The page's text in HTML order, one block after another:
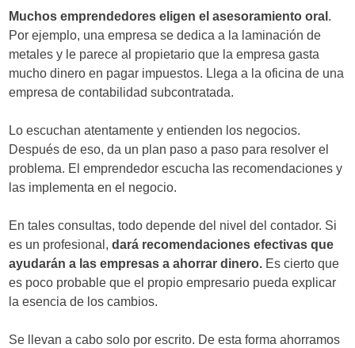
Muchos emprendedores eligen el asesoramiento oral .
Por ejemplo, una empresa se dedica a la laminación de
metales y le parece al propietario que la empresa gasta
mucho dinero en pagar impuestos. Llega a la oficina de una
empresa de contabilidad subcontratada.
Lo escuchan atentamente y entienden los negocios.
Después de eso, da un plan paso a paso para resolver el
problema. El emprendedor escucha las recomendaciones y
las implementa en el negocio.
En tales consultas, todo depende del nivel del contador. Si
es un profesional,dará recomendaciones efectivas que
ayudarán a las empresas a ahorrar dinero. Es cierto que
es poco probable que el propio empresario pueda explicar
la esencia de los cambios.
Se llevan a cabo solo por escrito. De esta forma ahorramos